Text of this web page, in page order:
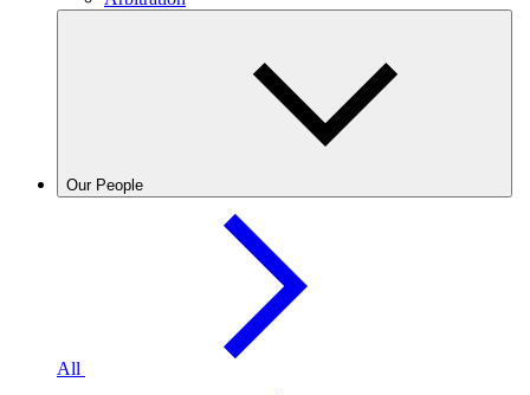
Our People
All